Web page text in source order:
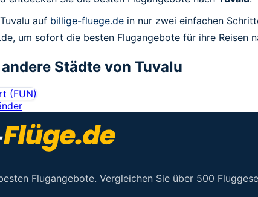
auf billige-fluege.de in nur zwei einfachen
um sofort die besten Flugangebote für ihre Reisen
Städte von Tuvalu
(FUN)
Flugangebote. Vergleichen Sie über 500